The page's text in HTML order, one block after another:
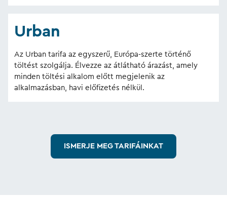
Urban
Az Urban tarifa az egyszerű, Európa-szerte történő
töltést szolgálja. Élvezze az átlátható árazást, amely
minden töltési alkalom előtt megjelenik az
alkalmazásban, havi előfizetés nélkül.
ISMERJE MEG TARIFÁINKAT